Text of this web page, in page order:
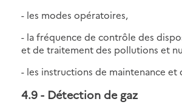
- les modes opératoires,
- la fréquence de contrôle des
et de traitement des pollutions et
- les instructions de maintenance et
4.9 - Détection de gaz